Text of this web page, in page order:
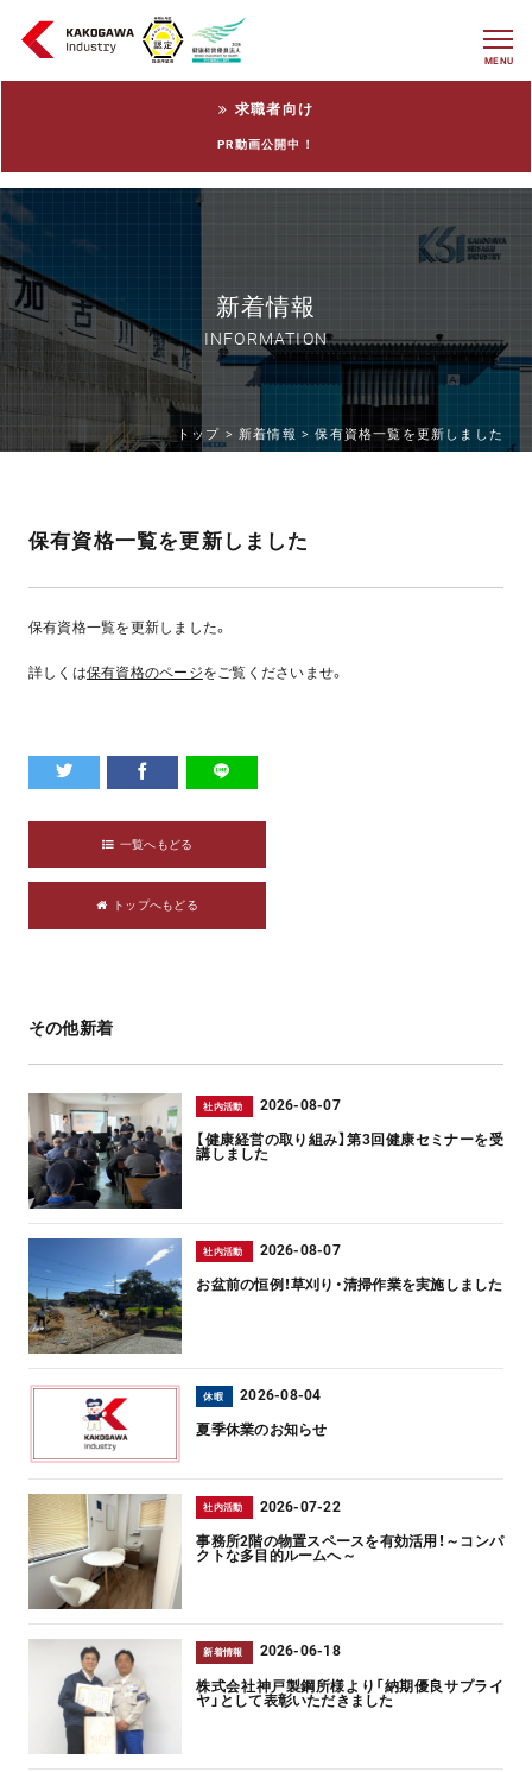
MENU
求職者向け
PR動画公開中！
新着情報
INFORMATION
トップ > 新着情報 >保有資格一覧を更新しました
保有資格一覧を更新しました
保有資格一覧を更新しました。
詳しくは保有資格のページをご覧くださいませ。
一覧へもどる
トップへもどる
その他新着
社内活動 2026-08-07
【健康経営の取り組み】第3回健康セミナーを受
講しました
社内活動 2026-08-07
お盆前の恒例！草刈り・清掃作業を実施しました
休暇 2026-08-04
夏季休業のお知らせ
社内活動 2026-07-22
事務所2階の物置スペースを有効活用！～コンパ
クトな多目的ルームへ～
新着情報 2026-06-18
株式会社神戸製鋼所様より「納期優良サプライ
ヤ」として表彰いただきました